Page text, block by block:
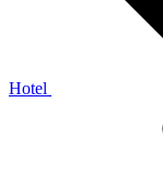
Hotel